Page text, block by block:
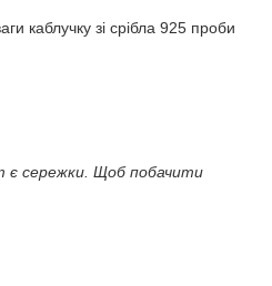
каблучку зі срібла 925 проби
є сережки. Щоб побачити